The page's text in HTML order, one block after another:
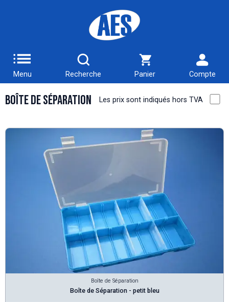
Menu Recherche Panier Compte
Boîte de Séparation Les prix sont indiqués hors TVA
Boîte de Séparation
Boîte de Séparation - petit bleu